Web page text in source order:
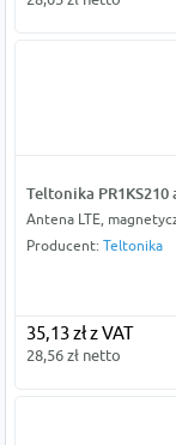
Teltonika PR1KS210
Antena LTE,
Producent: Teltonika
35,13 zł z VAT
28,56 zł netto